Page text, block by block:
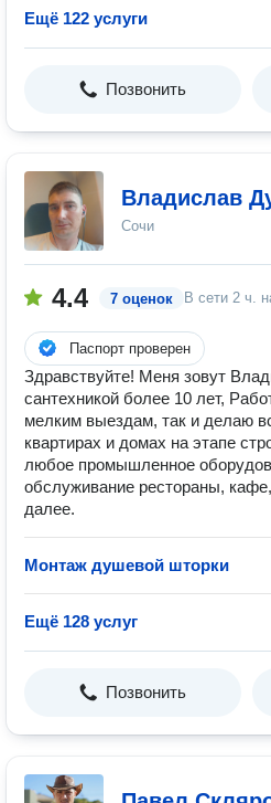
Ещё 122 услуги
Позвонить
Владислав
Сочи
4.4 7 оценок В сети 2 ч.
Паспорт проверен
Здравствуйте! Меня зовут
сантехникой более 10 лет,
мелким выездам, так и делаю
квартирах и домах на этапе
любое промышленное
обслуживание рестораны,
далее.
Монтаж душевой шторки
Ещё 128 услуг
Позвонить